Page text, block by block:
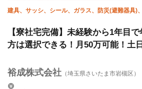
建具、サッシ、シール、ガラス、防災(避難器具)
【寮社宅完備】未経験から1年目
方は選択できる！月50万可能！土
裕成株式会社 （埼玉県さいたま市岩槻区）